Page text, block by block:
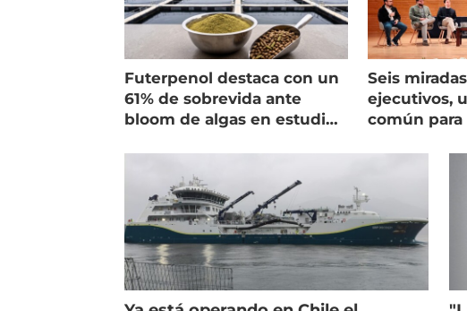
Futerpenol destaca con un
61% de sobrevida ante
bloom de algas en estudio
Seis
ejecutivos,
común para